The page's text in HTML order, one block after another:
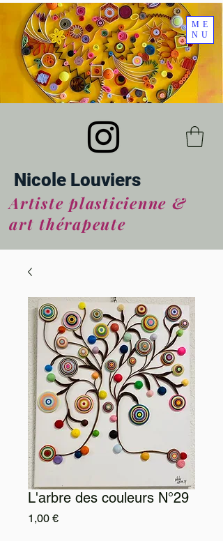
ME
NU
Nicole Louviers
Artiste plasticienne &
art thérapeute
L'arbre des couleurs N°29
1,00 €Prix